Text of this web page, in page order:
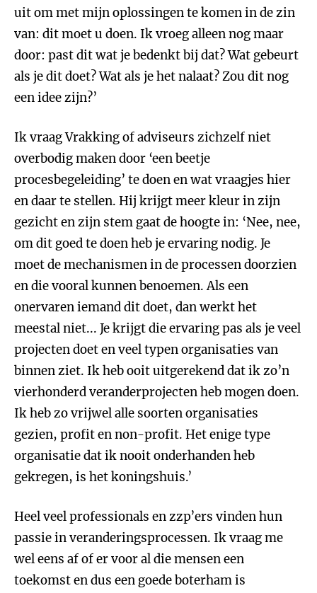
uit om met mijn oplossingen te komen in de zin
van: dit moet u doen. Ik vroeg alleen nog maar
door: past dit wat je bedenkt bij dat? Wat gebeurt
als je dit doet? Wat als je het nalaat? Zou dit nog
een idee zijn?’
Ik vraag Vrakking of adviseurs zichzelf niet
overbodig maken door ‘een beetje
procesbegeleiding’ te doen en wat vraagjes hier
en daar te stellen. Hij krijgt meer kleur in zijn
gezicht en zijn stem gaat de hoogte in: ‘Nee, nee,
om dit goed te doen heb je ervaring nodig. Je
moet de mechanismen in de processen doorzien
en die vooral kunnen benoemen. Als een
onervaren iemand dit doet, dan werkt het
meestal niet... Je krijgt die ervaring pas als je veel
projecten doet en veel typen organisaties van
binnen ziet. Ik heb ooit uitgerekend dat ik zo’n
vierhonderd veranderprojecten heb mogen doen.
Ik heb zo vrijwel alle soorten organisaties
gezien, profit en non-profit. Het enige type
organisatie dat ik nooit onderhanden heb
gekregen, is het koningshuis.’
Heel veel professionals en zzp’ers vinden hun
passie in veranderingsprocessen. Ik vraag me
wel eens af of er voor al die mensen een
toekomst en dus een goede boterham is